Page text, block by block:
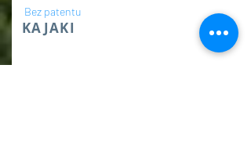
Bez patentu
KAJAKI